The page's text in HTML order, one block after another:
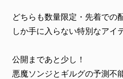
どちらも数量限定・先着での
しか手に入らない特別なアイ
公開まであと少し！
悪魔ソンジとギルグの予測不